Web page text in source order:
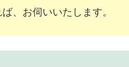
、お伺いいたします。